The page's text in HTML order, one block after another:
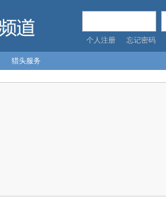
个人注册 忘记密码
猎头服务